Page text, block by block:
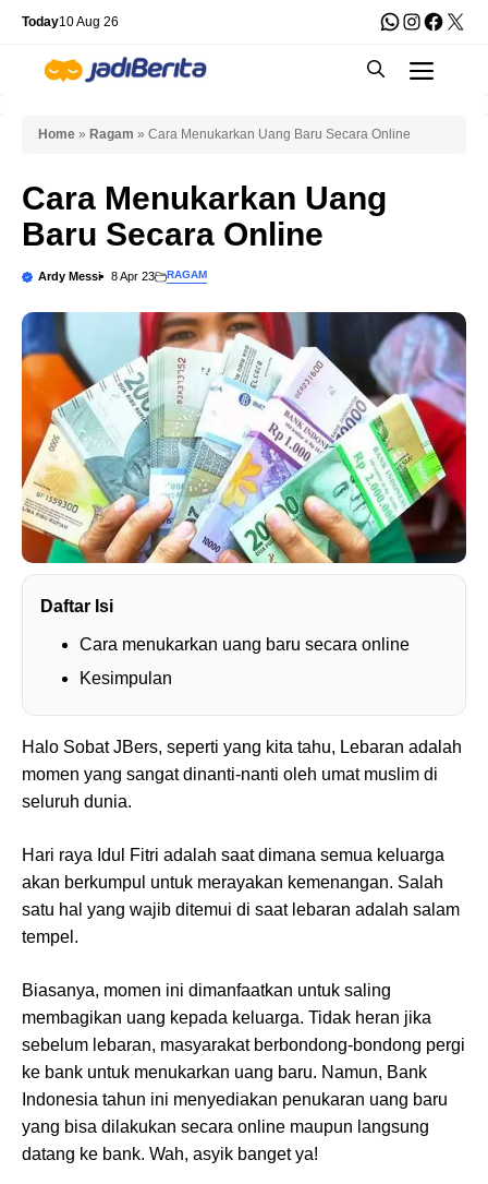
Skip
content
Today10 Aug 26 WhatsApp
X
Home » Ragam » Cara Menukarkan Uang Baru Secara Online
Cara Menukarkan Uang
Baru Secara Online
Ardy Messi 8 Apr 23 RAGAM
Daftar Isi
Cara menukarkan uang baru secara online
Kesimpulan
Halo Sobat JBers, seperti yang kita tahu, Lebaran adalah
momen yang sangat dinanti-nanti oleh umat muslim di
seluruh dunia.
Hari raya Idul Fitri adalah saat dimana semua keluarga
akan berkumpul untuk merayakan kemenangan. Salah
satu hal yang wajib ditemui di saat lebaran adalah salam
tempel.
Biasanya, momen ini dimanfaatkan untuk saling
membagikan uang kepada keluarga. Tidak heran jika
sebelum lebaran, masyarakat berbondong-bondong pergi
ke bank untuk menukarkan uang baru. Namun, Bank
Indonesia tahun ini menyediakan penukaran uang baru
yang bisa dilakukan secara online maupun langsung
datang ke bank. Wah, asyik banget ya!